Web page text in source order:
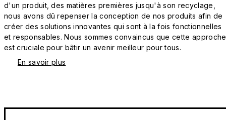
d'un produit, des matières premières jusqu'à son recyclage,
nous avons dû repenser la conception de nos produits afin de
créer des solutions innovantes qui sont à la fois fonctionnelles
et responsables. Nous sommes convaincus que cette approche
est cruciale pour bâtir un avenir meilleur pour tous.
En savoir plus